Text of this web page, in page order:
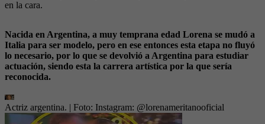
en la cara.
Nacida en Argentina, a muy temprana edad Lorena se mudó a
Italia para ser modelo, pero en ese entonces esta etapa no fluyó
lo necesario, por lo que se devolvió a Argentina para estudiar
actuación, siendo esta la carrera artística por la que sería
reconocida.
Actriz argentina. | Foto: Instagram: @lorenameritanooficial